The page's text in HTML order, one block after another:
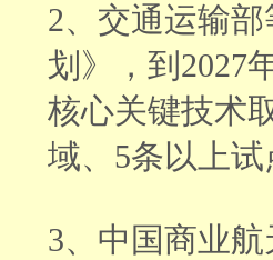
2、交通运输
划》，到2027
核心关键技术
域、5条以上
3、中国商业